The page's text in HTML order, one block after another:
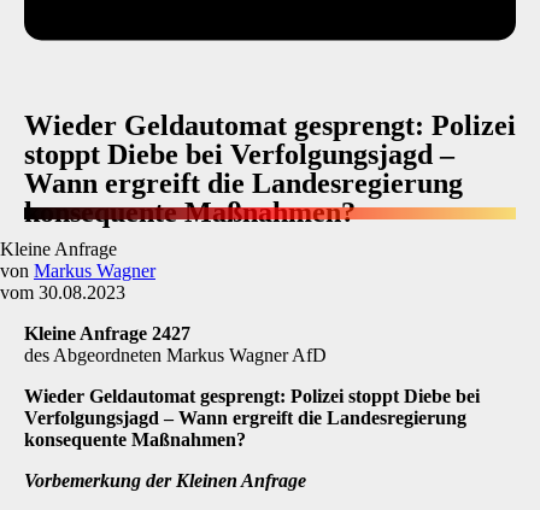
Wieder Geldautomat gesprengt: Polizei
stoppt Diebe bei Verfolgungsjagd –
Wann ergreift die Landesregierung
konsequente Maßnahmen?
Kleine Anfrage
von Markus Wagner
vom 30.08.2023
Kleine Anfrage 2427
des Abgeordneten Markus Wagner AfD
Wieder Geldautomat gesprengt: Polizei stoppt Diebe bei
Verfolgungsjagd–Wann er­greift die Landesregierung
konsequente Maßnahmen?
Vorbemerkung der Kleinen Anfrage